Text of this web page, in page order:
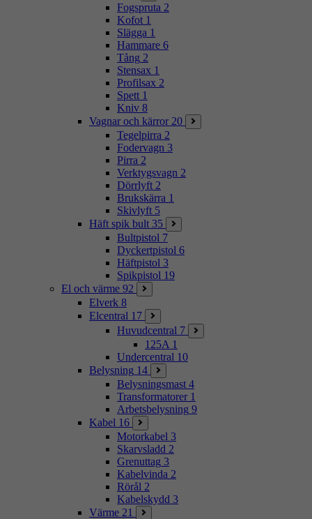
Fogspruta 2
Kofot 1
Slägga 1
Hammare 6
Tång 2
Stensax 1
Profilsax 2
Spett 1
Kniv 8
Vagnar och kärror 20
Tegelpirra 2
Fodervagn 3
Pirra 2
Verktygsvagn 2
Dörrlyft 2
Brukskärra 1
Skivlyft 5
Häft spik bult 35
Bultpistol 7
Dyckertpistol 6
Häftpistol 3
Spikpistol 19
El och värme 92
Elverk 8
Elcentral 17
Huvudcentral 7
125A 1
Undercentral 10
Belysning 14
Belysningsmast 4
Transformatorer 1
Arbetsbelysning 9
Kabel 16
Motorkabel 3
Skarvsladd 2
Grenuttag 3
Kabelvinda 2
Rörål 2
Kabelskydd 3
Värme 21